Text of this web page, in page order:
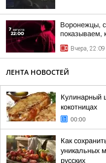
Воронежцы,
показываем,
Вчера, 22:09
ЛЕНТА НОВОСТЕЙ
Кулинарный
кокотницах
00:00
Как
уникальных
русских